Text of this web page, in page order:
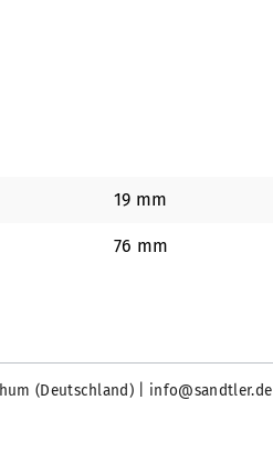
19 mm
76 mm
(Deutschland) | info@sandtler.de